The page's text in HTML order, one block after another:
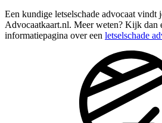
Een kundige letselschade advocaat vindt
Advocaatkaart.nl. Meer weten? Kijk dan
informatiepagina over een letselschade